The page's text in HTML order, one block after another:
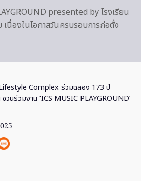
presented by โรงเรียน
เนื่องในโอกาสวันครบรอบการก่อตั้ง
Complex ร่วมฉลอง 173 ปี
วนร่วมงาน ‘ICS MUSIC PLAYGROUND’